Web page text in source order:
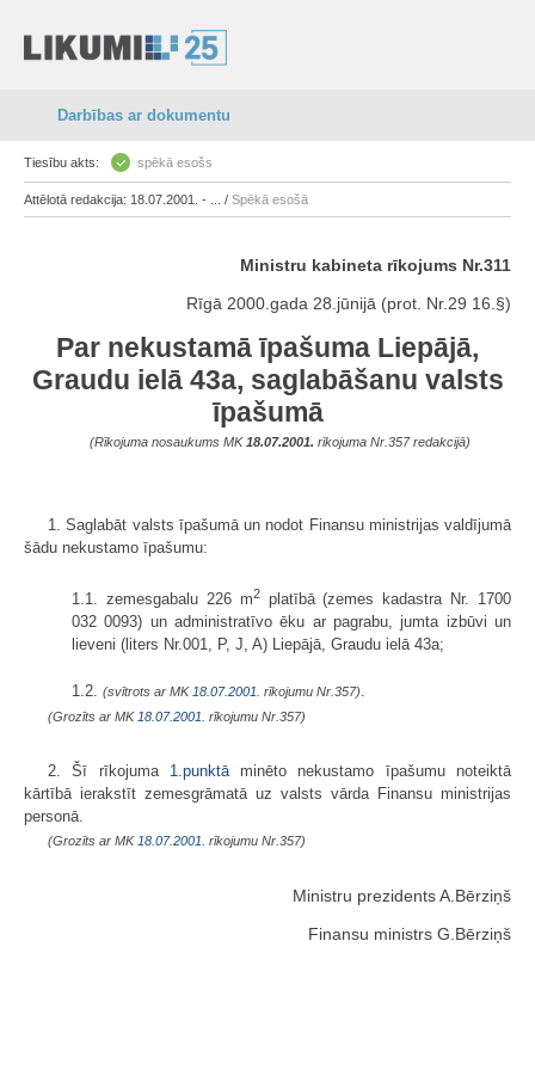
Darbības ar dokumentu
Tiesību akts: spēkā esošs
Attēlotā redakcija: 18.07.2001. - ... / Spēkā esošā
Ministru kabineta rīkojums Nr.311
Rīgā 2000.gada 28.jūnijā (prot. Nr.29 16.§)
Par nekustamā īpašuma Liepājā,
Graudu ielā 43a, saglabāšanu valsts
īpašumā
(Rīkojuma nosaukums MK18.07.2001. rīkojuma Nr.357 redakcijā)
1. Saglabāt valsts īpašumā un nodot Finansu ministrijas valdījumā
šādu nekustamo īpašumu:
1.1. zemesgabalu 226 m2platībā (zemes kadastra Nr. 1700
032 0093) un administratīvo ēku ar pagrabu, jumta izbūvi un
lieveni (liters Nr.001, P, J, A) Liepājā, Graudu ielā 43a;
1.2. (svītrots ar MK 18.07.2001. rīkojumu Nr.357).
(Grozīts ar MK 18.07.2001. rīkojumu Nr.357)
2. Šī rīkojuma 1.punktāminēto nekustamo īpašumu noteiktā
kārtībā ierakstīt zemesgrāmatā uz valsts vārda Finansu ministrijas
personā.
(Grozīts ar MK 18.07.2001. rīkojumu Nr.357)
Ministru prezidents A.Bērziņš
Finansu ministrs G.Bērziņš